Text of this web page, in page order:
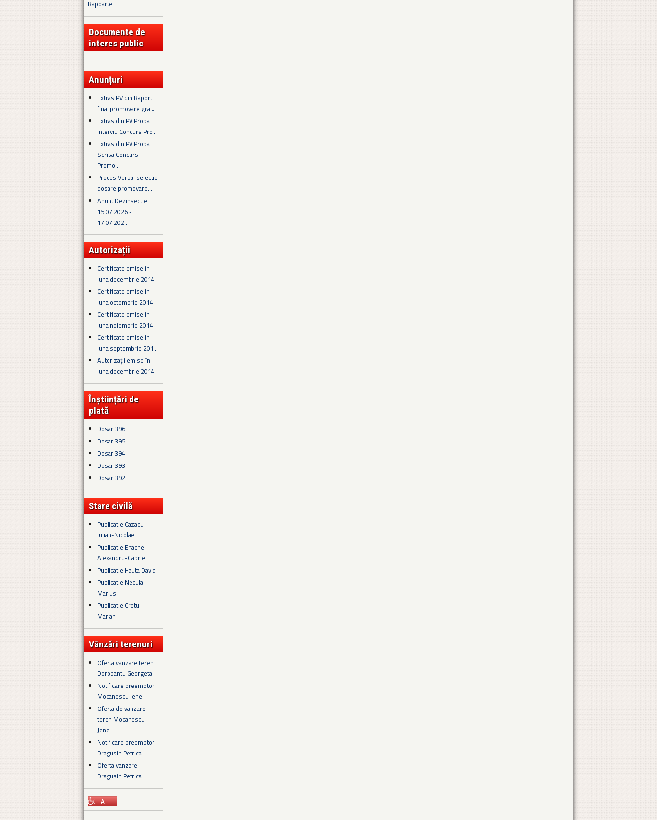
Rapoarte
Documente de
interes public
Anunțuri
Extras PV din Raport
final promovare gra...
Extras din PV Proba
Interviu Concurs Pro...
Extras din PV Proba
Scrisa Concurs
Promo...
Proces Verbal selectie
dosare promovare...
Anunt Dezinsectie
15.07.2026 -
17.07.202...
Autorizații
Certificate emise in
luna decembrie 2014
Certificate emise in
luna octombrie 2014
Certificate emise in
luna noiembrie 2014
Certificate emise in
luna septembrie 201...
Autorizații emise în
luna decembrie 2014
Înștiințări de
plată
Dosar 396
Dosar 395
Dosar 394
Dosar 393
Dosar 392
Stare civilă
Publicatie Cazacu
Iulian-Nicolae
Publicatie Enache
Alexandru-Gabriel
Publicatie Hauta David
Publicatie Neculai
Marius
Publicatie Cretu
Marian
Vânzări terenuri
Oferta vanzare teren
Dorobantu Georgeta
Notificare preemptori
Mocanescu Jenel
Oferta de vanzare
teren Mocanescu
Jenel
Notificare preemptori
Dragusin Petrica
Oferta vanzare
Dragusin Petrica